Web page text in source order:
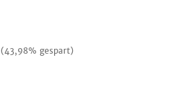
(43,98% gespart)